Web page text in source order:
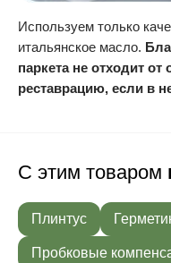
Используем только
итальянское масло.
паркета не отходит
реставрацию, если в
С этим товаром
Плинтус
Пробковые